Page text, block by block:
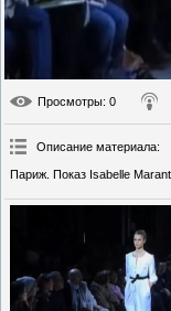
Просмотры: 0
Описание материала:
Париж. Показ Isabelle Marant.